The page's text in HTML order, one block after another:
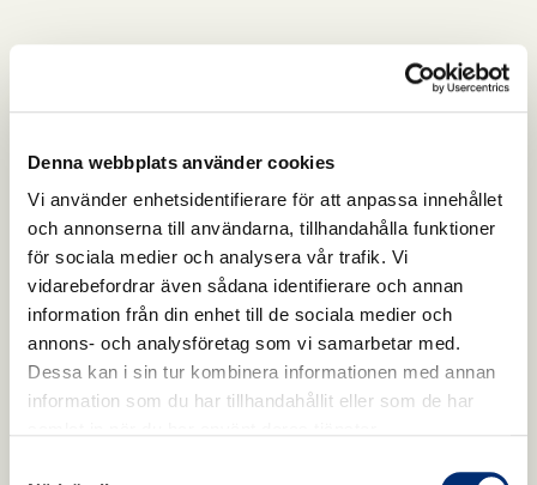
Denna webbplats använder cookies
Vi använder enhetsidentifierare för att anpassa innehållet
och annonserna till användarna, tillhandahålla funktioner
för sociala medier och analysera vår trafik. Vi
vidarebefordrar även sådana identifierare och annan
information från din enhet till de sociala medier och
annons- och analysföretag som vi samarbetar med.
Dessa kan i sin tur kombinera informationen med annan
information som du har tillhandahållit eller som de har
[1] Furneri PM, Marino A, Saija A, Uccella N,
Bisignano G. In vitro antimycoplasmal activity of
2002;20(4):293–296. doi:10.1016/s0924-
8579(02)00181-4
[2] Sudjana AN, D’Orazio C, Ryan V, et al.
Antimicrobial activity of commercial Olea europaea
(olive) leaf extract. Int J Antimicrob Agents.
2009;33(5):461‐463.